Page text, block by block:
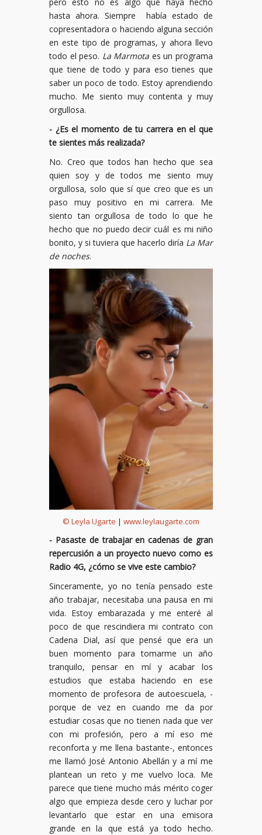
hasta ahora. Siempre había estado de
copresentadora o haciendo alguna sección
en este tipo de programas, y ahora llevo
todo el peso. La Marmota es un programa
que tiene de todo y para eso tienes que
saber un poco de todo. Estoy aprendiendo
mucho. Me siento muy contenta y muy
orgullosa.
- ¿Es el momento de tu carrera en el que
te sientes más realizada?
No. Creo que todos han hecho que sea
quien soy y de todos me siento muy
orgullosa, solo que sí que creo que es un
paso muy positivo en mi carrera. Me
siento tan orgullosa de todo lo que he
hecho que no puedo decir cuál es mi niño
bonito, y si tuviera que hacerlo diría La Mar
de noches.
© Leyla Ugarte | www.leylaugarte.com
- Pasaste de trabajar en cadenas de gran
repercusión a un proyecto nuevo como es
Radio 4G, ¿cómo se vive este cambio?
Sinceramente, yo no tenía pensado este
año trabajar, necesitaba una pausa en mi
vida. Estoy embarazada y me enteré al
poco de que rescindiera mi contrato con
Cadena Dial, así que pensé que era un
buen momento para tomarme un año
tranquilo, pensar en mí y acabar los
estudios que estaba haciendo en ese
momento de profesora de autoescuela, -
porque de vez en cuando me da por
estudiar cosas que no tienen nada que ver
con mi profesión, pero a mí eso me
reconforta y me llena bastante-, entonces
me llamó José Antonio Abellán y a mí me
plantean un reto y me vuelvo loca. Me
parece que tiene mucho más mérito coger
algo que empieza desde cero y luchar por
levantarlo que estar en una emisora
grande en la que está ya todo hecho.